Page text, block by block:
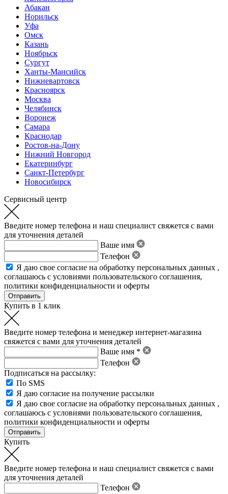
Абакан
Норильск
Уфа
Омск
Казань
Ноябрьск
Сургут
Ханты-Мансийск
Нижневартовск
Красноярск
Москва
Челябинск
Воронеж
Самара
Краснодар
Ростов-на-Дону
Нижний Новгород
Екатеринбург
Санкт-Петербург
Новосибирск
Сервисный центр
Введите номер телефона и наш специалист свяжется с вами
для уточнения деталей
Ваше имя
Телефон
Я даю свое согласие на обработку персональных данных ,
соглашаюсь с условиями пользовательского соглашения,
политики конфиденциальности и оферты
Купить в 1 клик
Введите номер телефона и менеджер интернет-магазина
свяжется с вами для уточнения деталей
Ваше имя *
Телефон
Подписаться на рассылку:
По SMS
Я даю согласие на получение рассылки
Я даю свое согласие на обработку персональных данных ,
соглашаюсь с условиями пользовательского соглашения,
политики конфиденциальности и оферты
Купить
Введите номер телефона и наш специалист свяжется с вами
для уточнения деталей
Телефон